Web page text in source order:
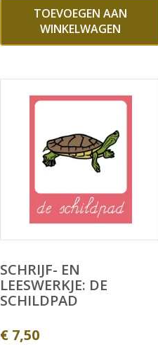
TOEVOEGEN AAN
WINKELWAGEN
SCHRIJF- EN
LEESWERKJE: DE
SCHILDPAD
€7,50